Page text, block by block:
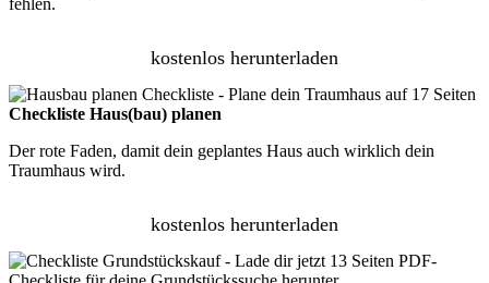
kostenlos herunterladen
Checkliste Haus(bau) planen
Der rote Faden, damit dein geplantes Haus auch wirklich dein
Traumhaus wird.
kostenlos herunterladen